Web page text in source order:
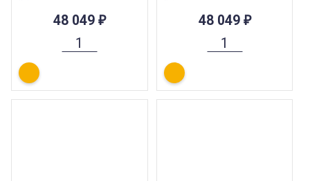
48 049 ₽ 48 049 ₽